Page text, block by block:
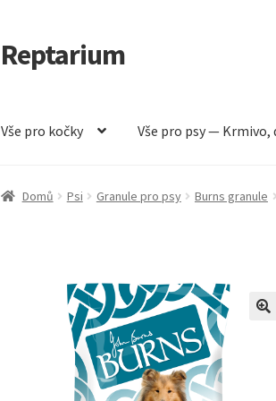
Přeskočit
na
Přejít
k
Reptarium
Vše pro kočky Vše pro psy — Krmivo,
Úvodní stránka Košík Malá zvířata — Klece,
Domů Psi Granule pro psy Burns granule